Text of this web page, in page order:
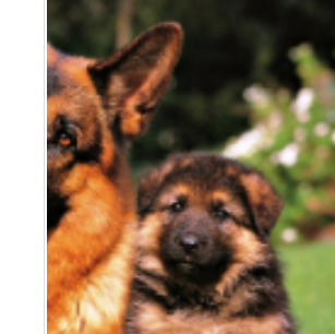
Как правильно
подобрать сухой
корм для собаки?
Вероятно, каждый, у кого есть
пес, хотя бы раз обращался к
гуглу с вопросом: «Какой корм
выбрать?». И это вполне
объяснимо, ведь чтобы понять
разницу между классами
сухого питания и
производителями, необходимо
просмотреть десятки, а то и
сотни интернет-страничек.
Зачастую бывает так, что мы
даже не знаем, с чего начать.
Вариантов на рынке...